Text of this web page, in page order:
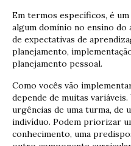
Em termos específicos, é
algum domínio no ensino
de expectativas de
planejamento,
planejamento pessoal.
Como vocês vão
depende de muitas
urgências de uma turma, de
indivíduo. Podem priorizar
conhecimento, uma